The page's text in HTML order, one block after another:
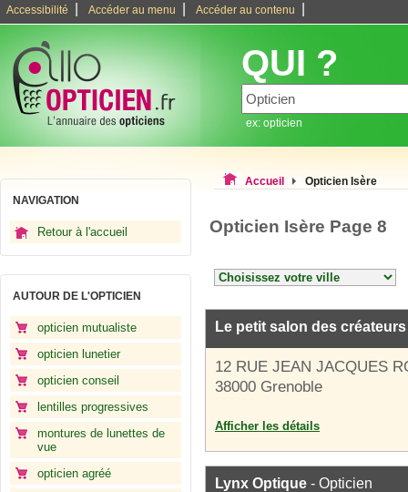
Accessibilité Accéder au menu Accéder au contenu
QUI ?
ex: opticien
NAVIGATION
Retour à l'accueil
AUTOUR DE L'OPTICIEN
opticien mutualiste
opticien lunetier
opticien conseil
lentilles progressives
montures de lunettes de
vue
opticien agréé
Accueil Opticien Isère
Opticien Isère Page 8
Le petit salon des créateurs
12 RUE JEAN JACQUES
38000 Grenoble
Afficher les détails
Lynx Optique - Opticien